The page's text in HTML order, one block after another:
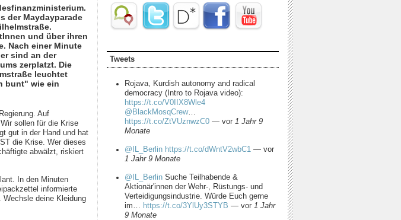
der Maydayparade
und über ihren
Nach einer Minute
sind an der
zerplatzt. Die
leuchtet
bunt" wie ein
Auf
sollen für die Krise
gut in der Hand und hat
die Krise. Wer dieses
abwälzt, riskiert
In den Minuten
informierte
Wechsle deine Kleidung
Tweets
Rojava, Kurdish autonomy and radical
democracy (Intro to Rojava video):
https://t.co/V0IIX8Wle4
@BlackMosqCrew…
https://t.co/ZtVUznwzC0 —vor1 Jahr 9
Monate
@IL_Berlin https://t.co/dWntV2wbC1 —vor
1 Jahr 9 Monate
@IL_Berlin Suche Teilhabende &
Aktionär'innen der Wehr-, Rüstungs- und
Verteidigungsindustrie. Würde Euch gerne
im… https://t.co/3YlUy3STYB —vor1 Jahr
9 Monate